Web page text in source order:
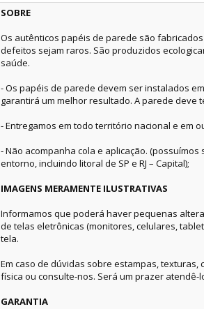
SOBRE
Os autênticos papéis de parede são
defeitos sejam raros. São produzidos
saúde.
- Os papéis de parede devem ser instalados
garantirá um melhor resultado. A parede deve
- Entregamos em todo território nacional e em
- Não acompanha cola e aplicação.
entorno, incluindo litoral de SP e RJ – Capital);
IMAGENS MERAMENTE ILUSTRATIVAS
Informamos que poderá haver pequenas
de telas eletrônicas (monitores, celulares,
tela.
Em caso de dúvidas sobre estampas,
física ou consulte-nos. Será um prazer atendê-
GARANTIA